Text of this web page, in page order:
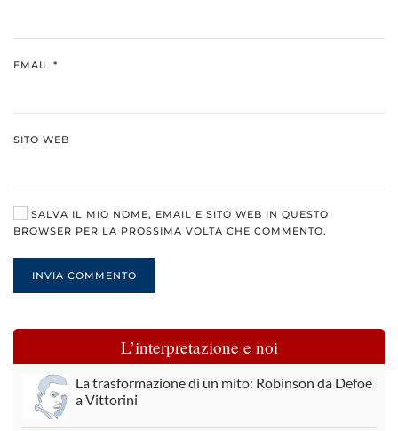
EMAIL *
SITO WEB
SALVA IL MIO NOME, EMAIL E SITO WEB IN QUESTO
BROWSER PER LA PROSSIMA VOLTA CHE COMMENTO.
INVIA COMMENTO
L’interpretazione e noi
La trasformazione di un mito: Robinson da Defoe
a Vittorini